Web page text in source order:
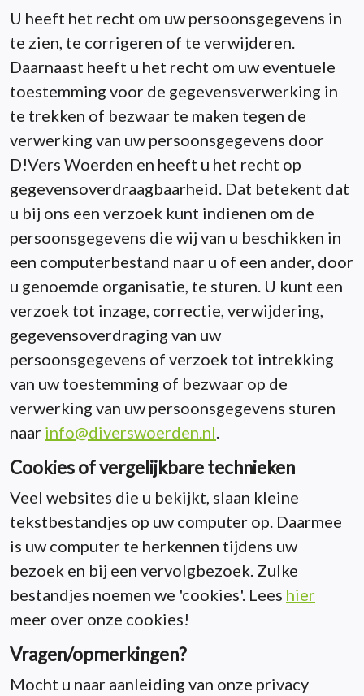
U heeft het recht om uw persoonsgegevens in
te zien, te corrigeren of te verwijderen.
Daarnaast heeft u het recht om uw eventuele
toestemming voor de gegevensverwerking in
te trekken of bezwaar te maken tegen de
verwerking van uw persoonsgegevens door
D!Vers Woerden en heeft u het recht op
gegevensoverdraagbaarheid. Dat betekent dat
u bij ons een verzoek kunt indienen om de
persoonsgegevens die wij van u beschikken in
een computerbestand naar u of een ander, door
u genoemde organisatie, te sturen. U kunt een
verzoek tot inzage, correctie, verwijdering,
gegevensoverdraging van uw
persoonsgegevens of verzoek tot intrekking
van uw toestemming of bezwaar op de
verwerking van uw persoonsgegevens sturen
naar info@diverswoerden.nl.
Cookies of vergelijkbare technieken
Veel websites die u bekijkt, slaan kleine
tekstbestandjes op uw computer op. Daarmee
is uw computer te herkennen tijdens uw
bezoek en bij een vervolgbezoek. Zulke
bestandjes noemen we 'cookies'. Lees hier
meer over onze cookies!
Vragen/opmerkingen?
Mocht u naar aanleiding van onze privacy